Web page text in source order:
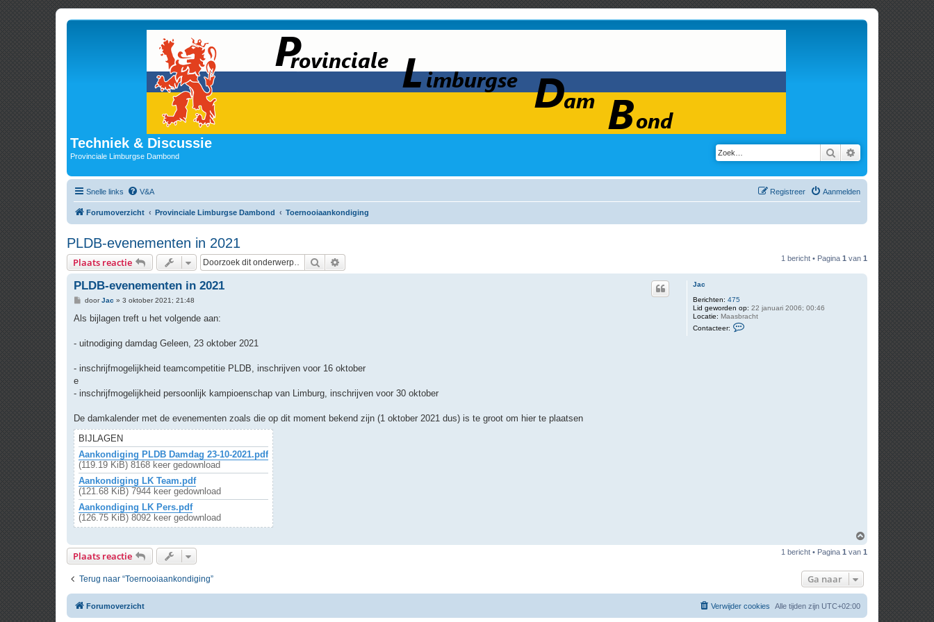
Techniek & Discussie
Provinciale Limburgse Dambond Zoek Uitgebreid zoeken
Snelle links V&A Aanmelden
Registreer
Forumoverzicht Provinciale Limburgse Dambond Toernooiaankondiging
PLDB-evenementen in 2021
Plaats reactie Zoek 1 bericht • Pagina 1 van 1
Jac
Berichten: 475
Lid geworden op: 22 januari 2006; 00:46
Locatie: Maasbracht
Contacteer:
PLDB-evenementen in 2021
B
r
h
doorJac » 3 oktober 2021; 21:48
Als bijlagen treft u het volgende aan:
- uitnodiging damdag Geleen, 23 oktober 2021
- inschrijfmogelijkheid teamcompetitie PLDB, inschrijven voor 16 oktober
e
- inschrijfmogelijkheid persoonlijk kampioenschap van Limburg, inschrijven voor 30 oktober
De damkalender met de evenementen zoals die op dit moment bekend zijn (1 oktober 2021 dus) is te groot om hier te plaatsen
BIJLAGEN
Aankondiging PLDB Damdag 23-10-2021.pdf
(119.19 KiB) 8168 keer gedownload
Aankondiging LK Team.pdf
(121.68 KiB) 7944 keer gedownload
Aankondiging LK Pers.pdf
(126.75 KiB) 8092 keer gedownload
h
Plaats reactie 1 bericht • Pagina 1 van 1
Terug naar “Toernooiaankondiging” Ga naar
Forumoverzicht Alle tijden zijn UTC+02:00
Verwijder cookies